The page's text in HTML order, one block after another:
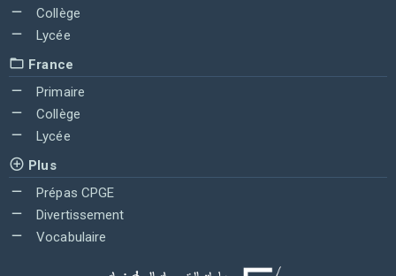
Collège
Lycée
France
Primaire
Collège
Lycée
Plus
Prépas CPGE
Divertissement
Vocabulaire